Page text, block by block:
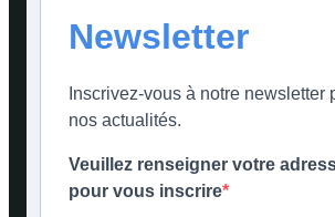
Newsletter
Inscrivez-vous à notre newsletter
nos actualités.
Veuillez renseigner votre
pour vous inscrire